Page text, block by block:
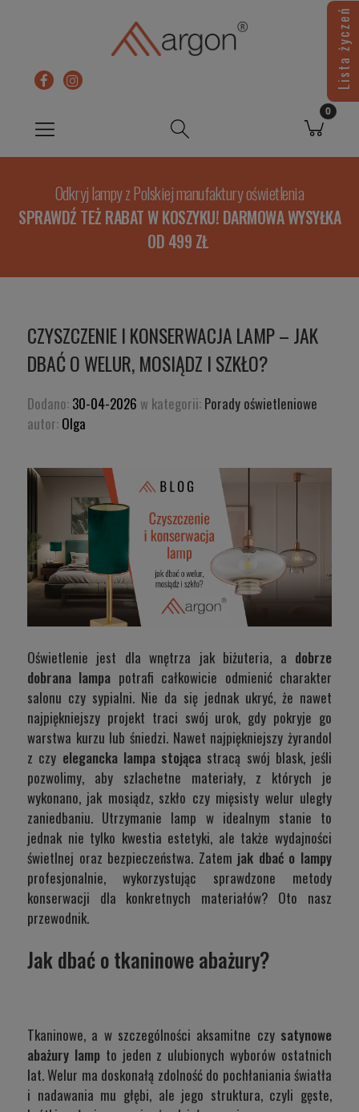
Odkryj lampy z Polskiej manufaktury oświetlenia
SPRAWDŹ TEŻ RABAT W KOSZYKU! DARMOWA WYSYŁKA
OD 499 ZŁ
CZYSZCZENIE I KONSERWACJA LAMP – JAK
DBAĆ O WELUR, MOSIĄDZ I SZKŁO?
Dodano: 30-04-2026 w kategorii: Porady oświetleniowe
autor: Olga
Oświetlenie jest dla wnętrza jak biżuteria, a dobrze
dobrana lampa potrafi całkowicie odmienić charakter
salonu czy sypialni. Nie da się jednak ukryć, że nawet
najpiękniejszy projekt traci swój urok, gdy pokryje go
warstwa kurzu lub śniedzi. Nawet najpiękniejszy żyrandol
z czy elegancka lampa stojąca stracą swój blask, jeśli
pozwolimy, aby szlachetne materiały, z których je
wykonano, jak mosiądz, szkło czy mięsisty welur uległy
zaniedbaniu. Utrzymanie lamp w idealnym stanie to
jednak nie tylko kwestia estetyki, ale także wydajności
świetlnej oraz bezpieczeństwa. Zatem jak dbać o lampy
profesjonalnie, wykorzystując sprawdzone metody
konserwacji dla konkretnych materiałów? Oto nasz
przewodnik.
Jak dbać o tkaninowe abażury?
Tkaninowe, a w szczególności aksamitne czy satynowe
abażury lampto jeden z ulubionych wyborów ostatnich
lat. Welur ma doskonałą zdolność do pochłaniania światła
i nadawania mu głębi, ale jego struktura, czyli gęste,
Lista życzeń